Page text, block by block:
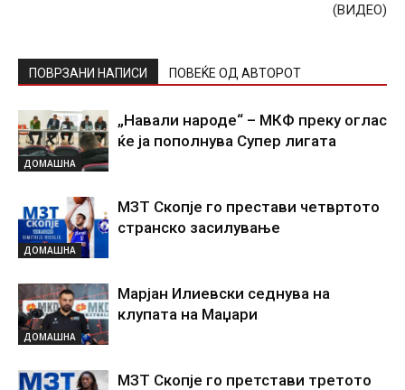
(ВИДЕО)
ПОВРЗАНИ НАПИСИ ПОВЕЌЕ ОД АВТОРОТ
ДОМАШНА
„Навали народе“ – МКФ преку оглас
ќе ја пополнува Супер лигата
ДОМАШНА
МЗТ Скопје го престави четвртото
странско засилување
ДОМАШНА
Марјан Илиевски седнува на
клупата на Маџари
МЗТ Скопје го претстави третото